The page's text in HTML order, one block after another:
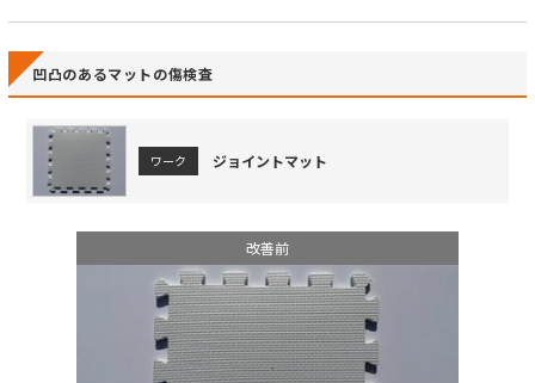
凹凸のあるマットの傷検査
ワーク ジョイントマット
改善前